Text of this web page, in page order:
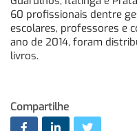
60 profissionais dentre
escolares, professores e
ano de 2014, foram
livros.
Compartilhe